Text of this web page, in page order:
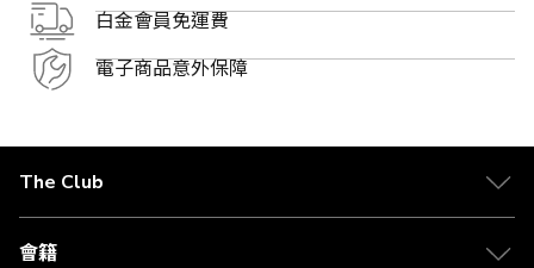
白金會員免運費
電子商品意外保障
The Club
關於 The Club
合作夥伴
會籍